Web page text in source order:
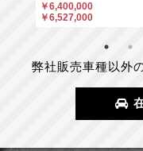
￥6,400,000
￥6,527,000
弊社販売車種以外